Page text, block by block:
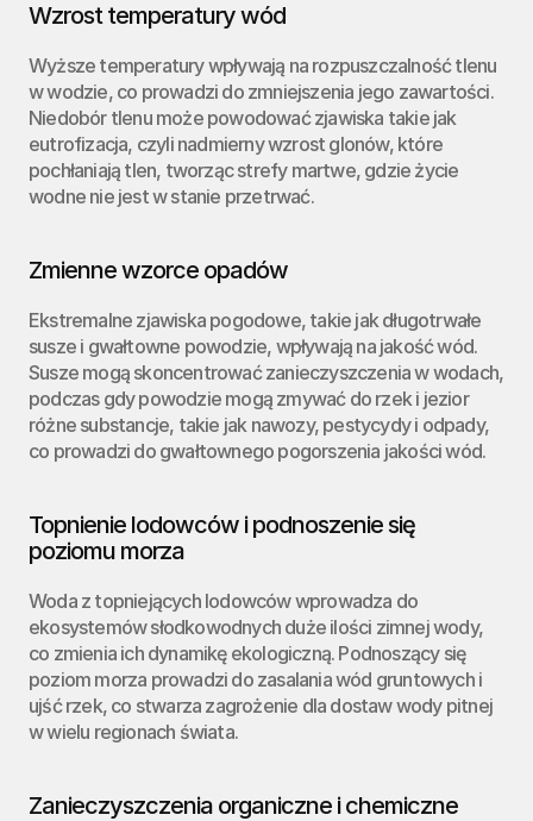
Wzrost temperatury wód
Wyższe temperatury wpływają na rozpuszczalność tlenu
w wodzie, co prowadzi do zmniejszenia jego zawartości.
Niedobór tlenu może powodować zjawiska takie jak
eutrofizacja, czyli nadmierny wzrost glonów, które
pochłaniają tlen, tworząc strefy martwe, gdzie życie
wodne nie jest w stanie przetrwać.
Zmienne wzorce opadów
Ekstremalne zjawiska pogodowe, takie jak długotrwałe
susze i gwałtowne powodzie, wpływają na jakość wód.
Susze mogą skoncentrować zanieczyszczenia w wodach,
podczas gdy powodzie mogą zmywać do rzek i jezior
różne substancje, takie jak nawozy, pestycydy i odpady,
co prowadzi do gwałtownego pogorszenia jakości wód.
Topnienie lodowców i podnoszenie się
poziomu morza
Woda z topniejących lodowców wprowadza do
ekosystemów słodkowodnych duże ilości zimnej wody,
co zmienia ich dynamikę ekologiczną. Podnoszący się
poziom morza prowadzi do zasalania wód gruntowych i
ujść rzek, co stwarza zagrożenie dla dostaw wody pitnej
w wielu regionach świata.
Zanieczyszczenia organiczne i chemiczne